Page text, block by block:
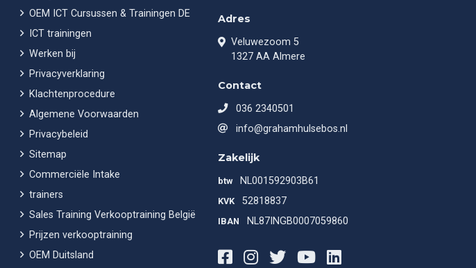
OEM ICT Cursussen & Trainingen DE
ICT trainingen
Werken bij
Privacyverklaring
Klachtenprocedure
Algemene Voorwaarden
Privacybeleid
Sitemap
Commerciële Intake
trainers
Sales Training Verkooptraining België
Prijzen verkooptraining
OEM Duitsland
Adres
Veluwezoom 5
1327 AA Almere
Contact
036 2340501
info@grahamhulsebos.nl
Zakelijk
btw NL001592903B61
KVK 52818837
IBAN NL87INGB0007059860
Facebook
Instagram
TwitterYoutubeLinkedIn